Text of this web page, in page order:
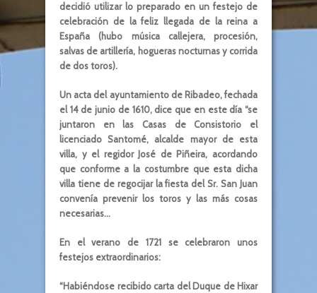
decidió utilizar lo preparado en un festejo de
celebración de la feliz llegada de la reina a
España (hubo música callejera, procesión,
salvas de artillería, hogueras nocturnas y corrida
de dos toros).
Un acta del ayuntamiento de Ribadeo, fechada
el 14 de junio de 1610, dice que en este día “se
juntaron en las Casas de Consistorio el
licenciado Santomé, alcalde mayor de esta
villa, y el regidor José de Piñeira, acordando
que conforme a la costumbre que esta dicha
villa tiene de regocijar la fiesta del Sr. San Juan
convenía prevenir los toros y las más cosas
necesarias…
En el verano de 1721 se celebraron unos
festejos extraordinarios:
“Habiéndose recibido carta del Duque de Hixar